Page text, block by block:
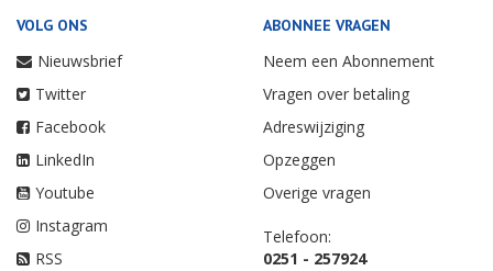
VOLG ONS
Nieuwsbrief
Twitter
Facebook
LinkedIn
Youtube
Instagram
RSS
ABONNEE VRAGEN
Neem een Abonnement
Vragen over betaling
Adreswijziging
Opzeggen
Overige vragen
Telefoon:
0251 - 257924